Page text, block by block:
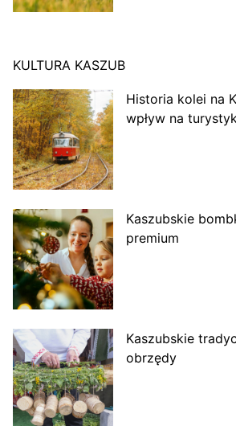
KULTURA KASZUB
Historia kolei na
wpływ na
Kaszubskie
premium
Kaszubskie
obrzędy